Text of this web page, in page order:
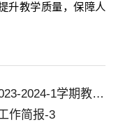
升教学质量，保障人
上一条：华西基础医学与法医学院2023-2024-1学期教学质量评价与改进工作简报
作简报-3